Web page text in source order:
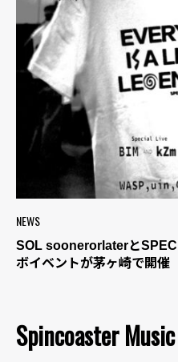
NEWS
SOL soonerorlaterと
ボイベントが茅ヶ崎で開催
Spincoaster